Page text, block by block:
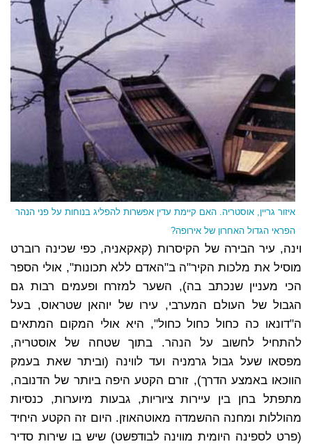
איזור גריין, אוסטריה. האם קיימת עדין אפשרות להפליג בנוחות על פני הנהר
הפראי הגדול האחרון של אירופה?
וינה, עיר הבירה של הקיסרות (קאקאניה, כפי שכינה רוברט
מוסיל את מלכות הקיר"ה ב"האדם ללא תכונות", אולי הספר
הכי מעניין שנכתב בה), השער למזרח ופעמים רבות גם
הגבול של העולם המערבי, עירו של יוהאן שטראוס, בעל
ה"דונאו כה כחול כחול כחול", היא אולי המקום המתאים
להתחיל לחשוב על הנהר. בתוך שטחה של אוסטריה,
מפסאו שעל גבול גרמניה ועד לווינה (וביתר שאת בעמק
הווכאו באמצע הדרך), זורם הקטע היפה ביותר של הדנובה,
מתפתל בחן בין עיירות ציוריות, גבעות מיוערות, כנסיות
מהוללות ומחנה ההשמדה מאוטהאוזן. היום זה הקטע היחיד
(פרט לספינה היומית מווינה לבודפשט) שיש בו שירות סדיר